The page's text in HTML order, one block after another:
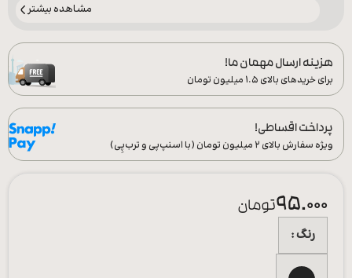
مشاهده بیشتر
هزینه ارسال مهمان ما!
برای خریدهای بالای ۱.۵ میلیون تومان
پرداخت اقساطی!
ویژه سفارش‌ بالای ۲ میلیون تومان (با اسنپ‌پی و ترب‌پِی)
95.000تومان
رنگ